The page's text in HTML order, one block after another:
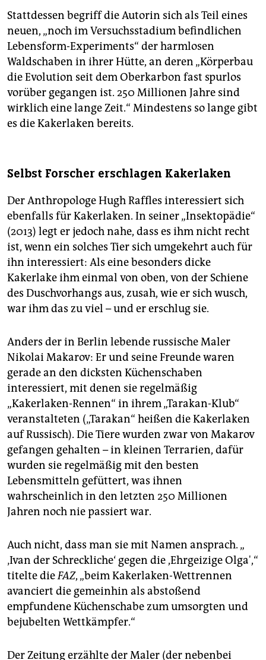
Stattdessen begriff die Autorin sich als Teil eines
neuen, „noch im Versuchsstadium befindlichen
Lebensform-Experiments“ der harmlosen
Waldschaben in ihrer Hütte, an deren „Körperbau
die Evolution seit dem Oberkarbon fast spurlos
vorüber gegangen ist. 250 Millionen Jahre sind
wirklich eine lange Zeit.“ Mindestens so lange gibt
es die Kakerlaken bereits.
Selbst Forscher erschlagen Kakerlaken
Der Anthropologe Hugh Raffles interessiert sich
ebenfalls für Kakerlaken. In seiner „Insektopädie“
(2013) legt er jedoch nahe, dass es ihm nicht recht
ist, wenn ein solches Tier sich umgekehrt auch für
ihn interessiert: Als eine besonders dicke
Kakerlake ihm einmal von oben, von der Schiene
des Duschvorhangs aus, zusah, wie er sich wusch,
war ihm das zu viel – und er erschlug sie.
Anders der in Berlin lebende russische Maler
Nikolai Makarov: Er und seine Freunde waren
gerade an den dicksten Küchenschaben
interessiert, mit denen sie regelmäßig
„Kakerlaken-Rennen“ in ihrem „Tarakan-Klub“
veranstalteten („Tarakan“ heißen die Kakerlaken
auf Russisch). Die Tiere wurden zwar von Makarov
gefangen gehalten – in kleinen Terrarien, dafür
wurden sie regelmäßig mit den besten
Lebensmitteln gefüttert, was ihnen
wahrscheinlich in den letzten 250 Millionen
Jahren noch nie passiert war.
Auch nicht, dass man sie mit Namen ansprach. „
‚Ivan der Schreckliche‘ gegen die ,Ehrgeizige Olga',“
titelte dieFAZ, „beim Kakerlaken-Wettrennen
avanciert die gemeinhin als abstoßend
empfundene Küchenschabe zum umsorgten und
bejubelten Wettkämpfer.“
Der Zeitung erzählte der Maler (der nebenbei